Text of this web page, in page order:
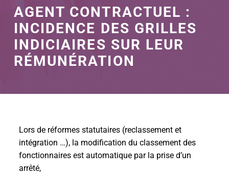
AGENT CONTRACTUEL :
INCIDENCE DES GRILLES
INDICIAIRES SUR LEUR
RÉMUNÉRATION
Lors de réformes statutaires (reclassement et
intégration …), la modification du classement des
fonctionnaires est automatique par la prise d’un
arrêté,